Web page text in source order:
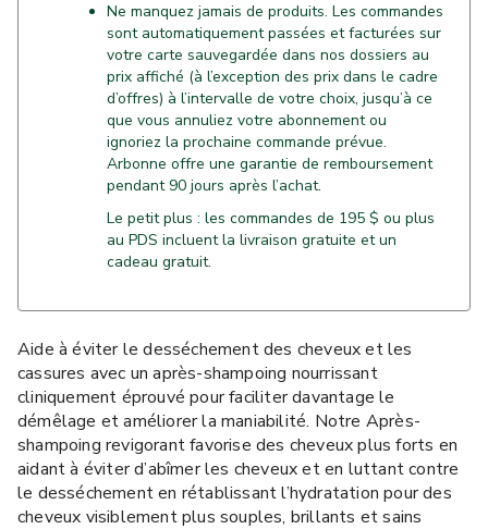
Ne manquez jamais de produits. Les commandes
sont automatiquement passées et facturées sur
votre carte sauvegardée dans nos dossiers au
prix affiché (à l’exception des prix dans le cadre
d’offres) à l’intervalle de votre choix, jusqu’à ce
que vous annuliez votre abonnement ou
ignoriez la prochaine commande prévue.
Arbonne offre une garantie de remboursement
pendant 90 jours après l’achat.
Le petit plus : les commandes de 195 $ ou plus
au PDS incluent la livraison gratuite et un
cadeau gratuit.
Aide à éviter le desséchement des cheveux et les
cassures avec un après-shampoing nourrissant
cliniquement éprouvé pour faciliter davantage le
démêlage et améliorer la maniabilité. Notre Après-
shampoing revigorant favorise des cheveux plus forts en
aidant à éviter d’abîmer les cheveux et en luttant contre
le desséchement en rétablissant l’hydratation pour des
cheveux visiblement plus souples, brillants et sains